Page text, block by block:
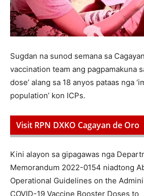
Sugdan na sunod semana sa
vaccination team ang pagpamakuna
dose’ alang sa 18 anyos pataas nga
population’ kon ICPs.
Visit RPN DXKO Cagayan de Oro
Kini alayon sa gipagawas nga
Memorandum 2022-0154 niadtong
Operational Guidelines on the
COVID-19 Vaccine Booster Doses to